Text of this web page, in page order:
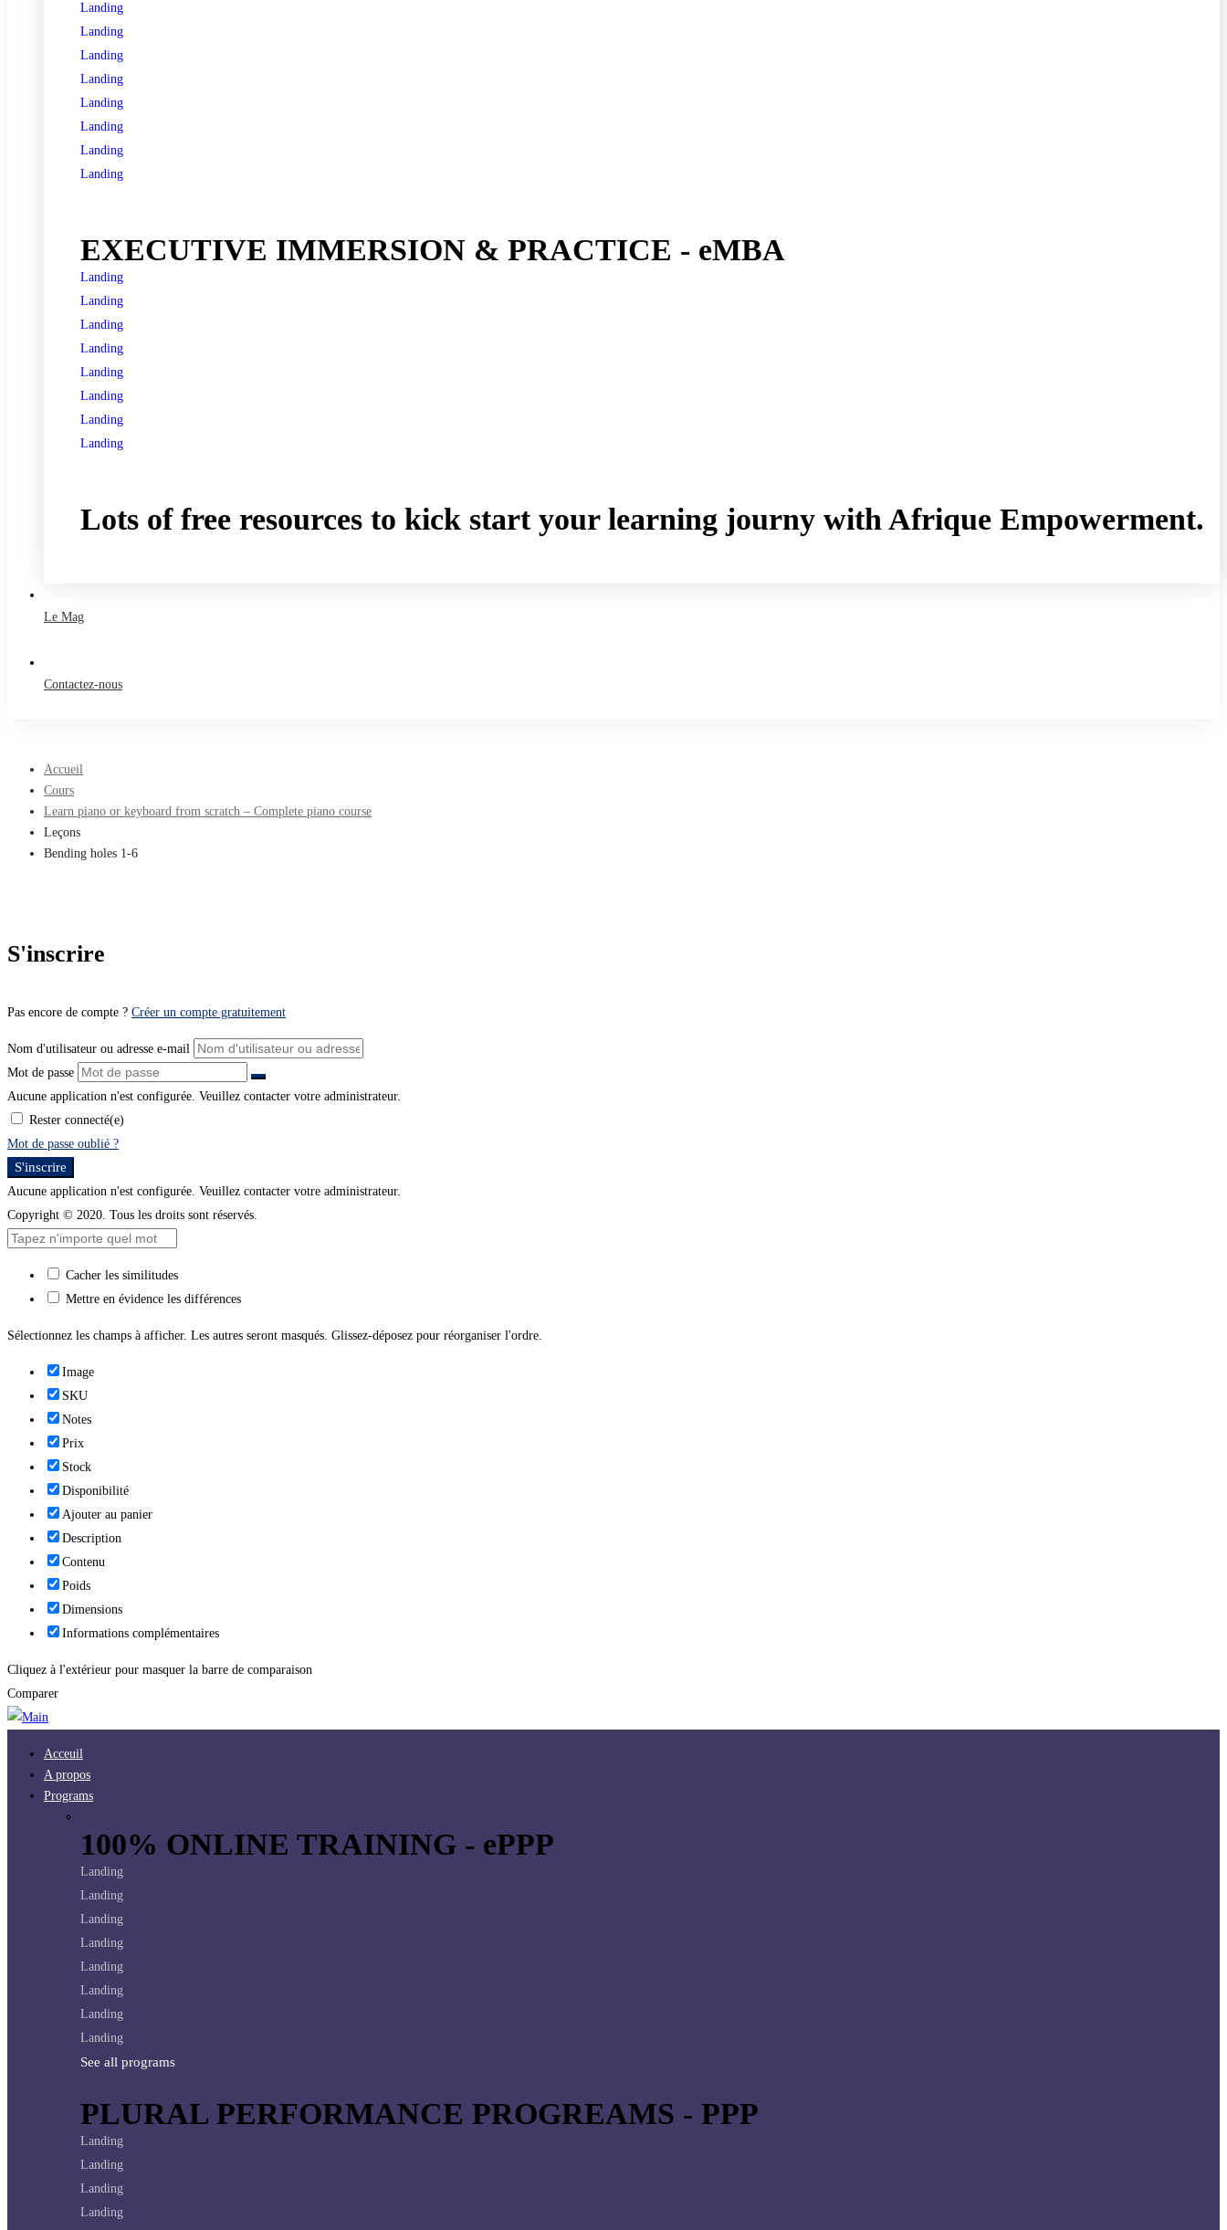
Landing
Landing
Landing
Landing
Landing
Landing
Landing
Landing
EXECUTIVE IMMERSION & PRACTICE - eMBA
Landing
Landing
Landing
Landing
Landing
Landing
Landing
Landing
Lots of free resources to kick start your learning journy with Afrique Empowerment.
Le Mag
Contactez-nous
Accueil
Cours
Learn piano or keyboard from scratch – Complete piano course
Leçons
Bending holes 1-6
S'inscrire
Pas encore de compte ? Créer un compte gratuitement
Nom d'utilisateur ou adresse e-mail
Mot de passe
Aucune application n'est configurée. Veuillez contacter votre administrateur.
Rester connecté(e)
Mot de passe oublié ?
S'inscrire
Aucune application n'est configurée. Veuillez contacter votre administrateur.
Copyright © 2020. Tous les droits sont réservés.
Cacher les similitudes
Mettre en évidence les différences
Sélectionnez les champs à afficher. Les autres seront masqués. Glissez-déposez pour réorganiser l'ordre.
Image
SKU
Notes
Prix
Stock
Disponibilité
Ajouter au panier
Description
Contenu
Poids
Dimensions
Informations complémentaires
Cliquez à l'extérieur pour masquer la barre de comparaison
Comparer
Acceuil
A propos
Programs
100% ONLINE TRAINING - ePPP
Landing
Landing
Landing
Landing
Landing
Landing
Landing
Landing
See all programs
PLURAL PERFORMANCE PROGREAMS - PPP
Landing
Landing
Landing
Landing